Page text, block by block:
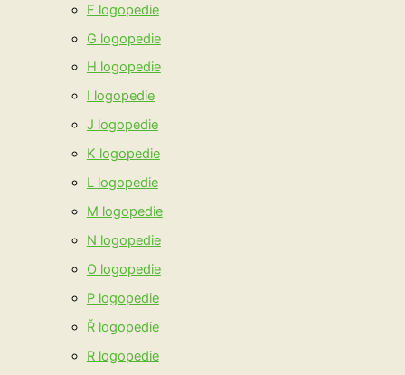
F logopedie
G logopedie
H logopedie
I logopedie
J logopedie
K logopedie
L logopedie
M logopedie
N logopedie
O logopedie
P logopedie
Ř logopedie
R logopedie